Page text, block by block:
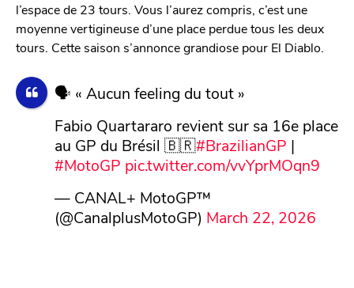
l’espace de 23 tours. Vous l’aurez compris, c’est une
moyenne vertigineuse d’une place perdue tous les deux
tours. Cette saison s’annonce grandiose pour El Diablo.
🗣️ « Aucun feeling du tout »
Fabio Quartararo revient sur sa 16e place
au GP du Brésil 🇧🇷#BrazilianGP |
#MotoGP pic.twitter.com/vvYprMOqn9
— CANAL+ MotoGP™
(@CanalplusMotoGP) March 22, 2026